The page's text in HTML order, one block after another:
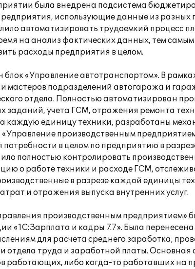
была внедрена подсистема
использующие данные из
автоматизировать трудоемкий процесс
на анализ фактических данных, тем
расходы предприятия в целом.
«Управление автотранспортом». В
мастеров подразделений автогаража и
отдела. Полностью автоматизирован
заданий, учета ГСМ, отражения ремонта
каждую единицу техники, разработаны
производственным
в целом по предприятию в
полностью контролировать
о работе техники и расходе ГСМ,
в разрезе каждой единицы
и отражения выпуска внутренних услуг.
производственным предприятием»
«1С:Зарплата и кадры 7.7». Была
для расчета среднего заработка,
отдела труда и заработной платы.
работающих, либо когда-то работавших на